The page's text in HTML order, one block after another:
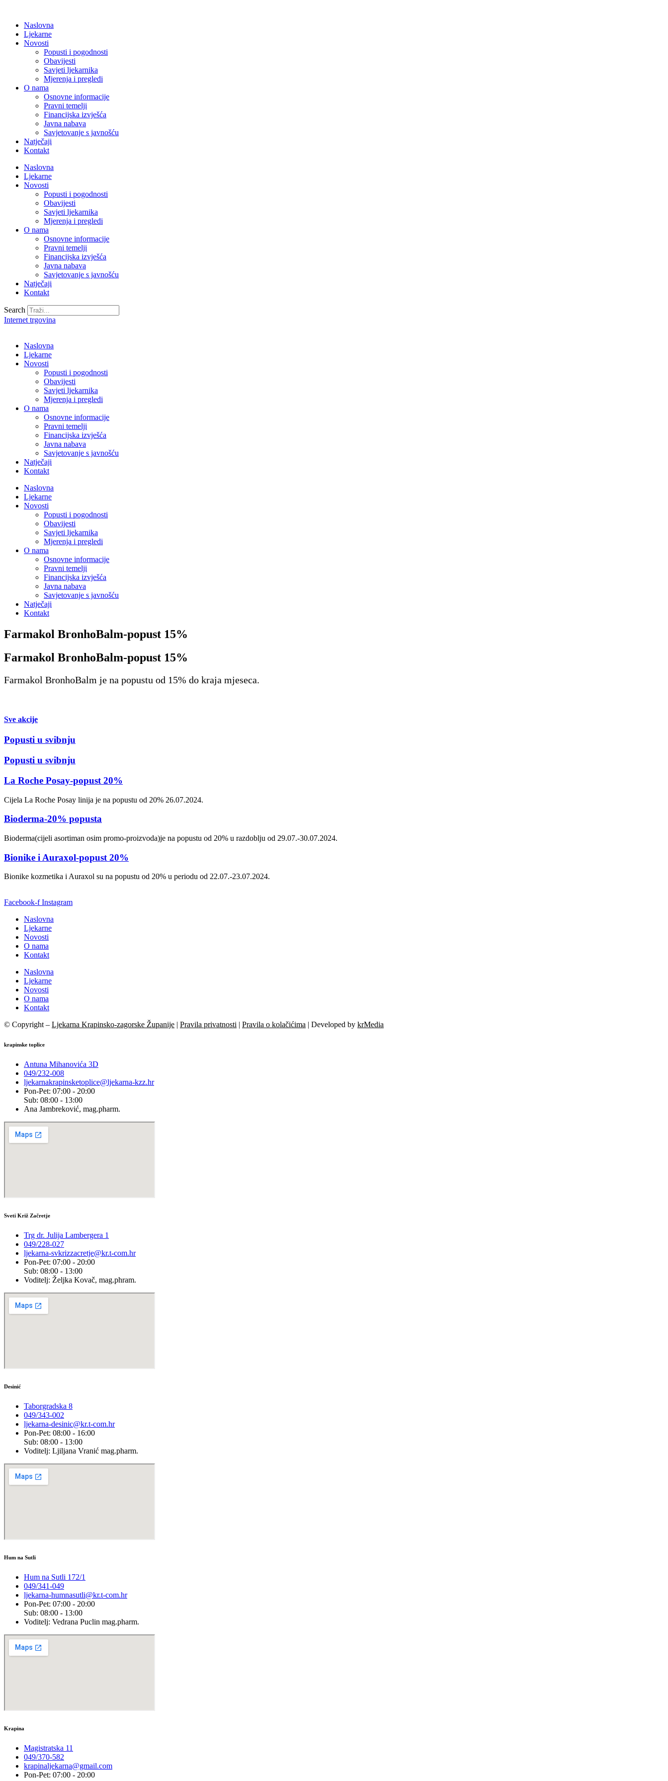
Naslovna
Ljekarne
Novosti
Popusti i pogodnosti
Obavijesti
Savjeti ljekarnika
Mjerenja i pregledi
O nama
Osnovne informacije
Pravni temelji
Financijska izvješća
Javna nabava
Savjetovanje s javnošću
Natječaji
Kontakt
Naslovna
Ljekarne
Novosti
Popusti i pogodnosti
Obavijesti
Savjeti ljekarnika
Mjerenja i pregledi
O nama
Osnovne informacije
Pravni temelji
Financijska izvješća
Javna nabava
Savjetovanje s javnošću
Natječaji
Kontakt
Search
Internet trgovina
Naslovna
Ljekarne
Novosti
Popusti i pogodnosti
Obavijesti
Savjeti ljekarnika
Mjerenja i pregledi
O nama
Osnovne informacije
Pravni temelji
Financijska izvješća
Javna nabava
Savjetovanje s javnošću
Natječaji
Kontakt
Naslovna
Ljekarne
Novosti
Popusti i pogodnosti
Obavijesti
Savjeti ljekarnika
Mjerenja i pregledi
O nama
Osnovne informacije
Pravni temelji
Financijska izvješća
Javna nabava
Savjetovanje s javnošću
Natječaji
Kontakt
Farmakol BronhoBalm-popust 15%
Farmakol BronhoBalm-popust 15%
Farmakol BronhoBalm je na popustu od 15% do kraja mjeseca.
Sve akcije
Popusti u svibnju
Popusti u svibnju
La Roche Posay-popust 20%
Cijela La Roche Posay linija je na popustu od 20% 26.07.2024.
Bioderma-20% popusta
Bioderma(cijeli asortiman osim promo-proizvoda)je na popustu od 20% u razdoblju od 29.07.-30.07.2024.
Bionike i Auraxol-popust 20%
Bionike kozmetika i Auraxol su na popustu od 20% u periodu od 22.07.-23.07.2024.
Facebook-f Instagram
Naslovna
Ljekarne
Novosti
O nama
Kontakt
Naslovna
Ljekarne
Novosti
O nama
Kontakt
© Copyright – Ljekarna Krapinsko-zagorske Županije | Pravila privatnosti | Pravila o kolačićima | Developed by krMedia
krapinske toplice
Antuna Mihanovića 3D
049/232-008
ljekarnakrapinsketoplice@ljekarna-kzz.hr
Pon-Pet: 07:00 - 20:00
Sub: 08:00 - 13:00
Ana Jambreković, mag.pharm.
Sveti Križ Začretje
Trg dr. Julija Lambergera 1
049/228-027
ljekarna-svkrizzacretje@kr.t-com.hr
Pon-Pet: 07:00 - 20:00
Sub: 08:00 - 13:00
Voditelj: Željka Kovač, mag.phram.
Desinić
Taborgradska 8
049/343-002
ljekarna-desinic@kr.t-com.hr
Pon-Pet: 08:00 - 16:00
Sub: 08:00 - 13:00
Voditelj: Ljiljana Vranić mag.pharm.
Hum na Sutli
Hum na Sutli 172/1
049/341-049
ljekarna-humnasutli@kr.t-com.hr
Pon-Pet: 07:00 - 20:00
Sub: 08:00 - 13:00
Voditelj: Vedrana Puclin mag.pharm.
Krapina
Magistratska 11
049/370-582
krapinaljekarna@gmail.com
Pon-Pet: 07:00 - 20:00